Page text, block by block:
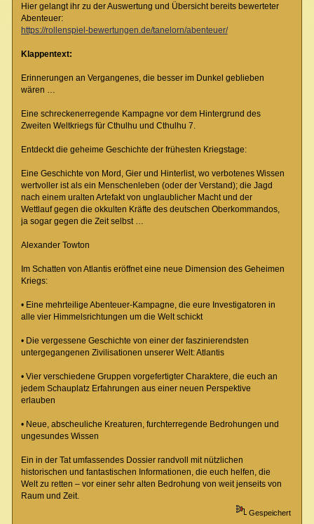
Hier gelangt ihr zu der Auswertung und Übersicht bereits bewerteter
Abenteuer:
https://rollenspiel-bewertungen.de/tanelorn/abenteuer/
Klappentext:
Erinnerungen an Vergangenes, die besser im Dunkel geblieben
wären …
Eine schreckenerregende Kampagne vor dem Hintergrund des
Zweiten Weltkriegs für Cthulhu und Cthulhu 7.
Entdeckt die geheime Geschichte der frühesten Kriegstage:
Eine Geschichte von Mord, Gier und Hinterlist, wo verbotenes Wissen
wertvoller ist als ein Menschenleben (oder der Verstand); die Jagd
nach einem uralten Artefakt von unglaublicher Macht und der
Wettlauf gegen die okkulten Kräfte des deutschen Oberkommandos,
ja sogar gegen die Zeit selbst …
Alexander Towton
Im Schatten von Atlantis eröffnet eine neue Dimension des Geheimen
Kriegs:
• Eine mehrteilige Abenteuer-Kampagne, die eure Investigatoren in
alle vier Himmelsrichtungen um die Welt schickt
• Die vergessene Geschichte von einer der faszinierendsten
untergegangenen Zivilisationen unserer Welt: Atlantis
• Vier verschiedene Gruppen vorgefertigter Charaktere, die euch an
jedem Schauplatz Erfahrungen aus einer neuen Perspektive
erlauben
• Neue, abscheuliche Kreaturen, furchterregende Bedrohungen und
ungesundes Wissen
Ein in der Tat umfassendes Dossier randvoll mit nützlichen
historischen und fantastischen Informationen, die euch helfen, die
Welt zu retten – vor einer sehr alten Bedrohung von weit jenseits von
Raum und Zeit.
Gespeichert